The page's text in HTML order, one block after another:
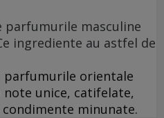
parfumurile masculine
ingrediente au astfel de
parfumurile orientale
unice, catifelate,
minunate.